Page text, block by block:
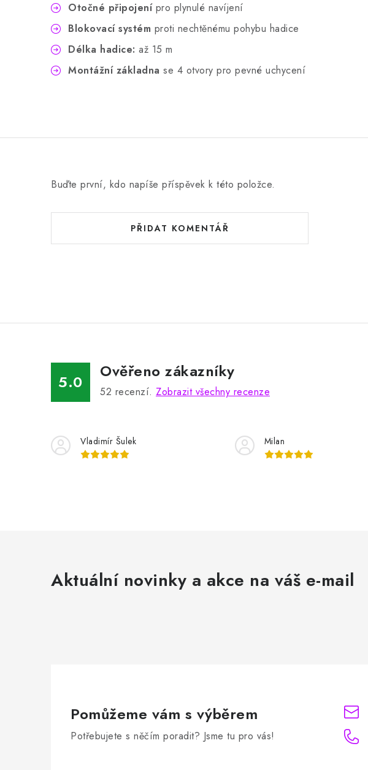
Otočné připojenípro plynulé navíjení
Blokovací systém proti nechtěnému pohybu hadice
Délka hadice: až 15 m
Montážní základna se 4 otvory pro pevné uchycení
Buďte první, kdo napíše příspěvek k této položce.
PŘIDAT KOMENTÁŘ
5.0
Ověřeno zákazníky
52 recenzí. Zobrazit všechny recenze
Vladimír Šulek Milan
Aktuální novinky a akce na váš e-mail
Pomůžeme vám s výběrem
Potřebujete s něčím poradit? Jsme tu pro vás!